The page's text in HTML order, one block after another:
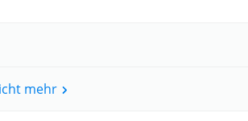
mehr